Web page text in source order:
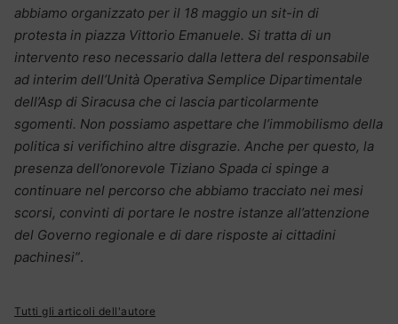
abbiamo organizzato per il 18 maggio un sit-in di
protesta in piazza Vittorio Emanuele. Si tratta di un
intervento reso necessario dalla lettera del responsabile
ad interim dell’Unità Operativa Semplice Dipartimentale
dell’Asp di Siracusa che ci lascia particolarmente
sgomenti. Non possiamo aspettare che l’immobilismo della
politica si verifichino altre disgrazie. Anche per questo, la
presenza dell’onorevole Tiziano Spada ci spinge a
continuare nel percorso che abbiamo tracciato nei mesi
scorsi, convinti di portare le nostre istanze all’attenzione
del Governo regionale e di dare risposte ai cittadini
pachinesi”.
Tutti gli articoli dell'autore